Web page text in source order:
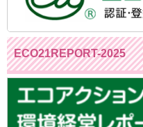
ECO21REPORT-2025